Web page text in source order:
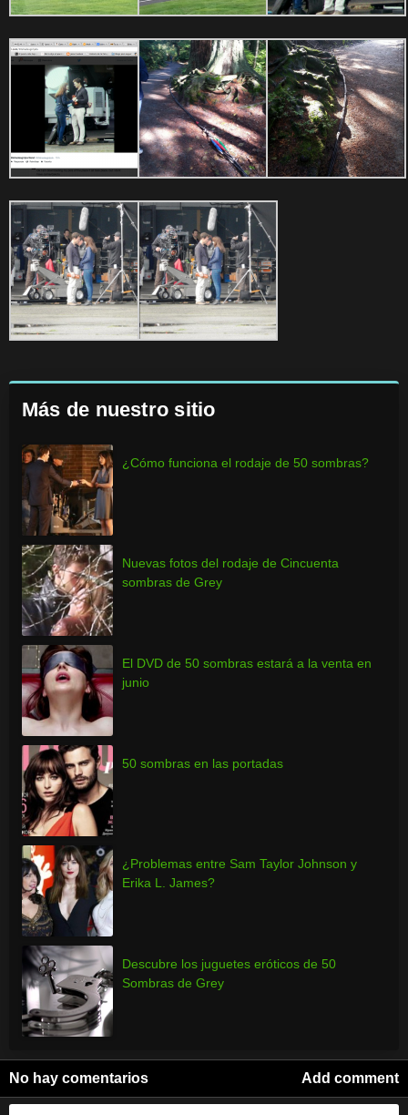
Más de nuestro sitio
¿Cómo funciona el rodaje de 50 sombras?
Nuevas fotos del rodaje de Cincuenta
sombras de Grey
El DVD de 50 sombras estará a la venta en
junio
50 sombras en las portadas
¿Problemas entre Sam Taylor Johnson y
Erika L. James?
Descubre los juguetes eróticos de 50
Sombras de Grey
No hay comentarios Add comment